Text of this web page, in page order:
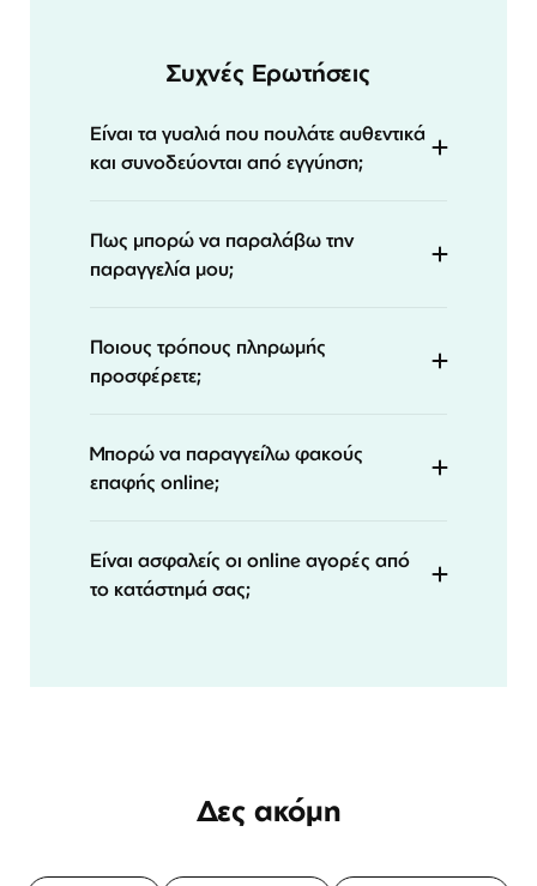
Συχνές Ερωτήσεις
Είναι τα γυαλιά που πουλάτε αυθεντικά
και συνοδεύονται από εγγύηση;
Πως μπορώ να παραλάβω την
παραγγελία μου;
Ποιους τρόπους πληρωμής
προσφέρετε;
Μπορώ να παραγγείλω φακούς
επαφής online;
Είναι ασφαλείς οι online αγορές από
το κατάστημά σας;
Δες ακόμη